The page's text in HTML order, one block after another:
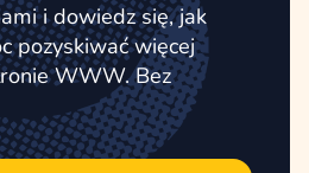
i dowiedz się, jak
pozyskiwać więcej
WWW. Bez